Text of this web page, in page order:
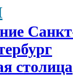
столица